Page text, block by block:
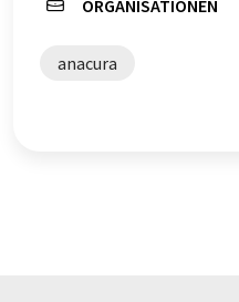
ORGANISATIONEN
anacura